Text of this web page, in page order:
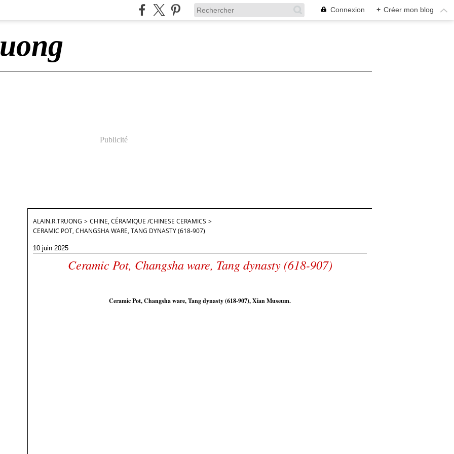
Connexion + Créer mon blog
Publicité
ALAIN.R.TRUONG > CHINE, CÉRAMIQUE /CHINESE CERAMICS >
CERAMIC POT, CHANGSHA WARE, TANG DYNASTY (618-907)
10 juin 2025
Ceramic Pot, Changsha ware, Tang dynasty (618-907)
Ceramic Pot, Changsha ware, Tang dynasty (618-907), Xian Museum.